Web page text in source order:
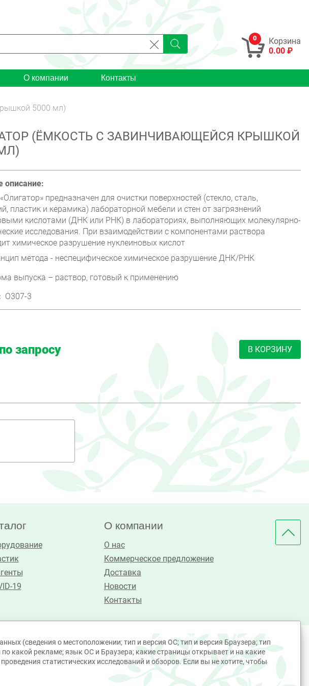
0
Корзина
0.00 ₽
О компании Контакты
5000 мл)
(ЁМКОСТЬ С ЗАВИНЧИВАЮЩЕЙСЯ КРЫШКОЙ
описание:
предназначен для очистки поверхностей (стекло, сталь,
пластик и керамика) лабораторной мебели и стен от загрязнений
кислотами (ДНК или РНК) в лабораториях, выполняющих молекулярно-
исследования. При взаимодействии с компонентами раствора
химическое разрушение нуклеиновых кислот
метода - неспецифическое химическое разрушение ДНК/РНК
выпуска – раствор, готовый к применению
O307-3
запросу В КОРЗИНУ
(сведения о местоположении; тип и версия ОС; тип и версия Браузера; тип
какой рекламе; язык ОС и Браузера; какие страницы открывает и на какие
статистических исследований и обзоров. Если вы не хотите, чтобы
19
О компании
О нас
Коммерческое предложение
Доставка
Новости
Контакты